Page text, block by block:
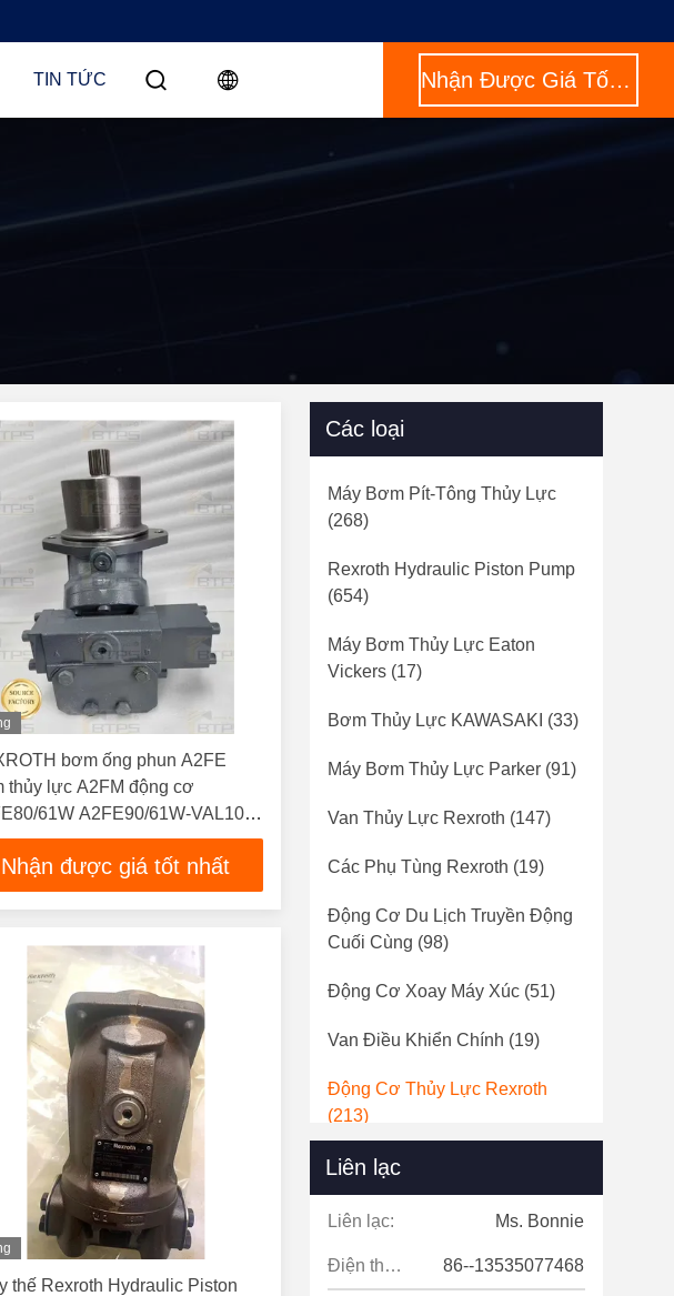
TIN TỨC Nhận Được Giá Tốt Nhất
bơm ống phun A2FE
thủy lực A2FM động cơ
61W A2FE90/61W-VAL100
dầu áp suất cao A2FM63
A
Nhận được giá tốt nhất
thế Rexroth Hydraulic Piston
Các loại
Máy Bơm Pít-Tông Thủy Lực
(268)
Rexroth Hydraulic Piston Pump
(654)
Máy Bơm Thủy Lực Eaton
Vickers (17)
Bơm Thủy Lực KAWASAKI (33)
Máy Bơm Thủy Lực Parker (91)
Van Thủy Lực Rexroth (147)
Các Phụ Tùng Rexroth (19)
Động Cơ Du Lịch Truyền Động
Cuối Cùng (98)
Động Cơ Xoay Máy Xúc (51)
Van Điều Khiển Chính (19)
Động Cơ Thủy Lực Rexroth
(213)
Liên lạc
Liên lạc: Ms. Bonnie
Điện thoại: 86--13535077468